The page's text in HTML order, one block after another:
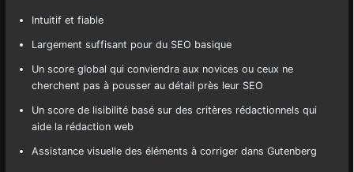
Intuitif et fiable
Largement suffisant pour du SEO basique
Un score global qui conviendra aux novices ou ceux ne
cherchent pas à pousser au détail près leur SEO
Un score de lisibilité basé sur des critères rédactionnels qui
aide la rédaction web
Assistance visuelle des éléments à corriger dans Gutenberg